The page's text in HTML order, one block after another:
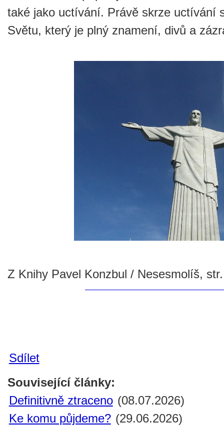
také jako uctívání. Právě skrze uctívání
Světu, který je plný znamení, divů a
Z Knihy Pavel Konzbul / Nesesmolíš,
Sdílet
Související články:
Definitivně ztraceno (08.07.2026)
Ke komu půjdeme? (29.06.2026)